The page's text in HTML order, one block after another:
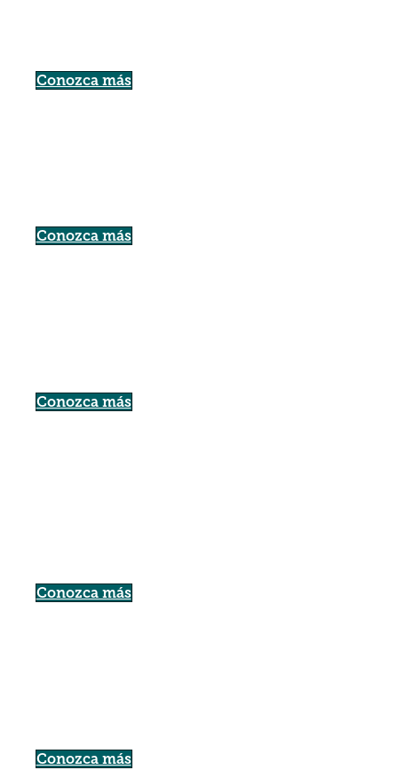
Conozca más
Conozca más
Conozca más
Conozca más
Conozca más